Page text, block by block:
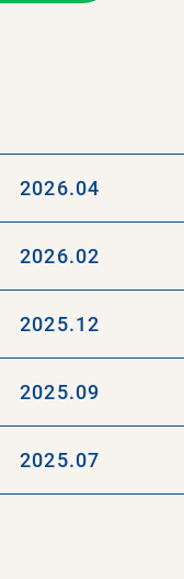
2026.04
2026.02
2025.12
2025.09
2025.07